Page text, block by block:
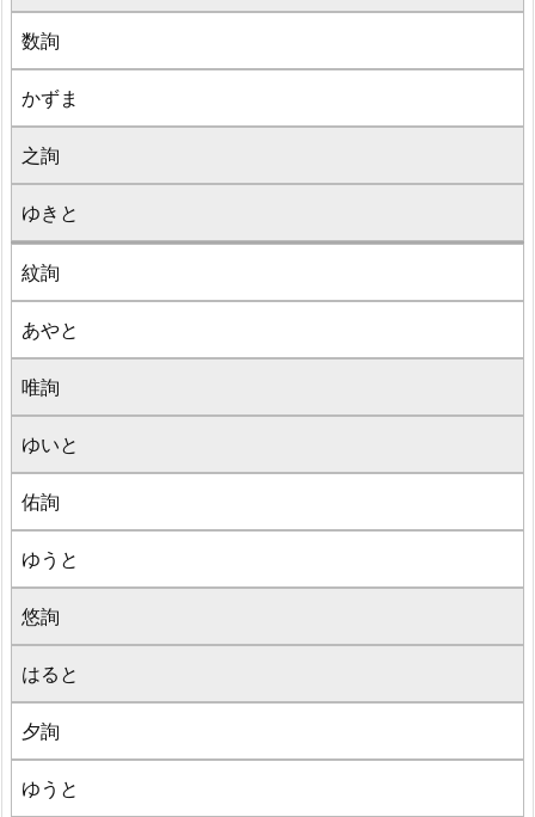
数詢
かずま
之詢
ゆきと
紋詢
あやと
唯詢
ゆいと
佑詢
ゆうと
悠詢
はると
夕詢
ゆうと